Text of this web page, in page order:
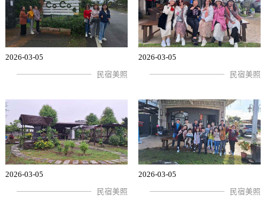
2026-03-05
民宿美照
2026-03-05
民宿美照
2026-03-05
民宿美照
2026-03-05
民宿美照